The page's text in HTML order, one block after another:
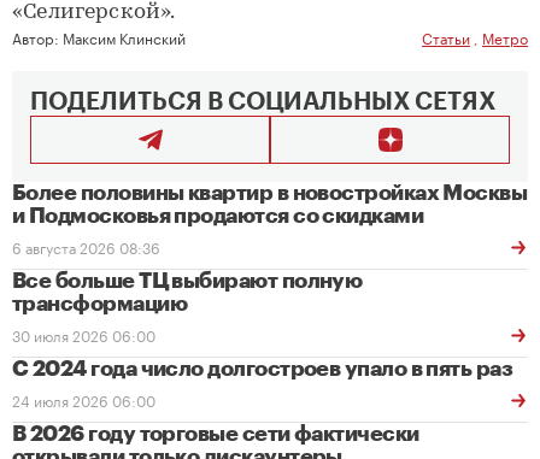
«Селигерской».
Автор: Максим Клинский Статьи Метро
ПОДЕЛИТЬСЯ В СОЦИАЛЬНЫХ СЕТЯХ
Более половины квартир в новостройках Москвы
и Подмосковья продаются со скидками
6 августа 2026 08:36
Все больше ТЦ выбирают полную
трансформацию
30 июля 2026 06:00
С 2024 года число долгостроев упало в пять раз
24 июля 2026 06:00
В 2026 году торговые сети фактически